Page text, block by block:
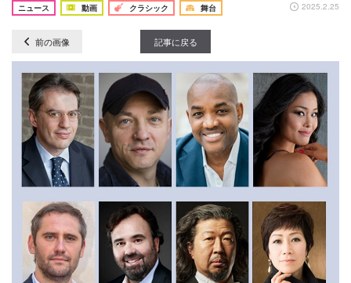
ニュース
動画 クラシック 舞台 2025.2.25
前の画像 記事に戻る